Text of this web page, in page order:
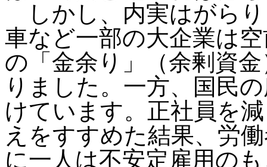
しかし、内実はがら
車など一部の大企業は
の「金余り」（余剰資
りました。一方、国民
けています。正社員を
えをすすめた結果、労
に一人は不安定雇用の